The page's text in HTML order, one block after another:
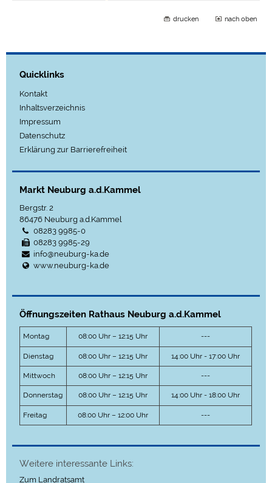
drucken nach oben
Quicklinks
Kontakt
Inhaltsverzeichnis
Impressum
Datenschutz
Erklärung zur Barrierefreiheit
Markt Neuburg a.d.Kammel
Bergstr. 2
86476 Neuburg a.d.Kammel
08283 9985-0
08283 9985-29
info@neuburg-ka.de
www.neuburg-ka.de
Öffnungszeiten Rathaus Neuburg a.d.Kammel
Montag 08:00 Uhr – 12:15 Uhr ---
Dienstag 08:00 Uhr – 12:15 Uhr 14:00 Uhr - 17:00 Uhr
Mittwoch 08:00 Uhr – 12:15 Uhr ---
Donnerstag 08:00 Uhr – 12:15 Uhr 14:00 Uhr - 18:00 Uhr
Freitag 08:00 Uhr – 12:00 Uhr ---
Weitere interessante Links:
Zum Landratsamt